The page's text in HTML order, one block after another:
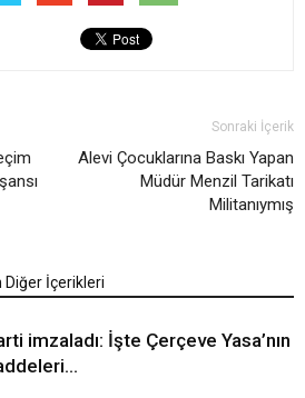
Sonraki İçerik
Alevi Çocuklarına Baskı Yapan
Müdür Menzil Tarikatı
Militanıymış
Diğer İçerikleri
imzaladı: İşte Çerçeve Yasa’nın